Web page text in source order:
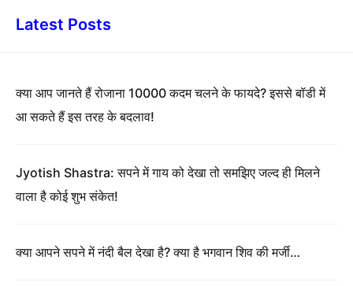
Latest Posts
क्या आप जानते हैं रोजाना 10000 कदम चलने के फायदे? इससे बॉडी में
आ सकते हैं इस तरह के बदलाव!
Jyotish Shastra: सपने में गाय को देखा तो समझिए जल्द ही मिलने
वाला है कोई शुभ संकेत!
क्या आपने सपने में नंदी बैल देखा है? क्या है भगवान शिव की मर्जी…